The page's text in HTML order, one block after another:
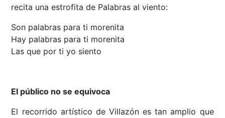
recita una estrofita de Palabras al viento:
Son palabras para ti morenita
Hay palabras para ti morenita
Las que por ti yo siento
El público no se equivoca
El recorrido artístico de Villazón es tan amplio que